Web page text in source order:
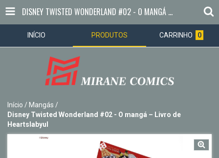
DISNEY TWISTED WONDERLAND #02 - O MANGÁ – LIVRO DE HEARTSLABYUL
INÍCIO PRODUTOS CARRINHO 0
Início / Mangás /
Disney Twisted Wonderland #02 - O mangá – Livro de
Heartslabyul